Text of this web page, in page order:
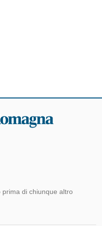
di chiunque altro